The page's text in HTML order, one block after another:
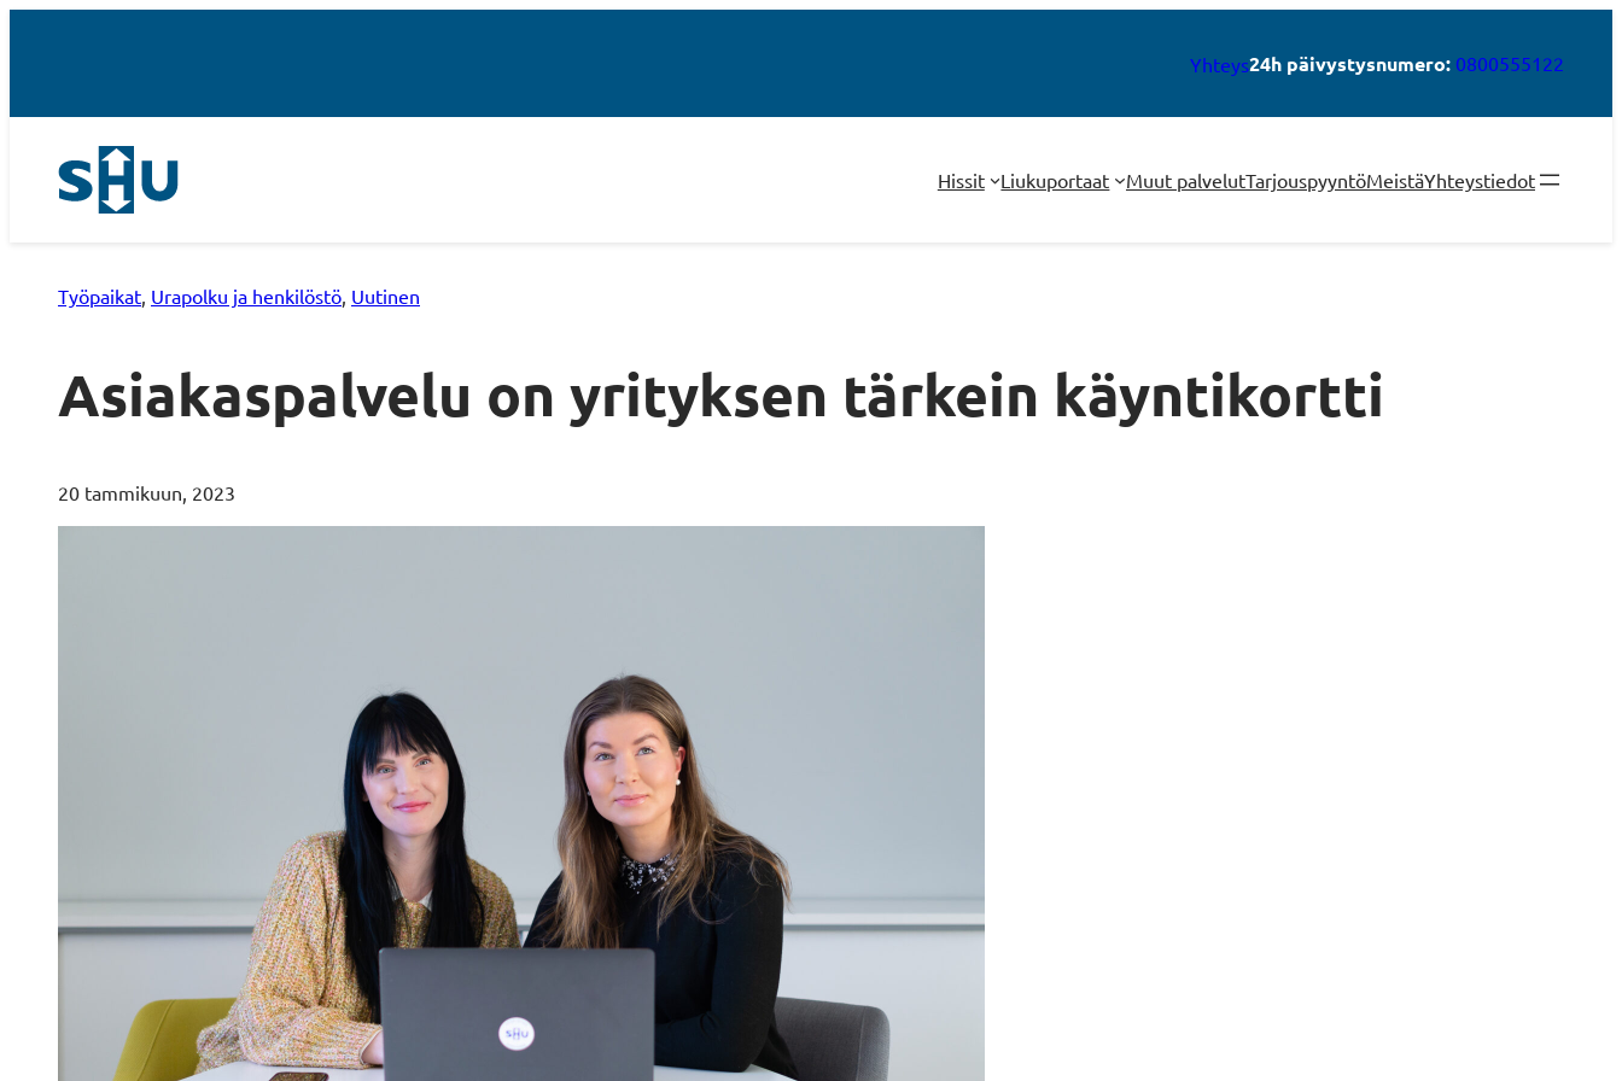
Yhteys24h päivystysnumero: 0800555122
Hissit Liukuportaat Muut palvelutTarjouspyyntöMeistäYhteystiedot
Työpaikat Urapolku ja henkilöstö Uutinen
Asiakaspalvelu on yrityksen tärkein käyntikortti
20 tammikuun, 2023